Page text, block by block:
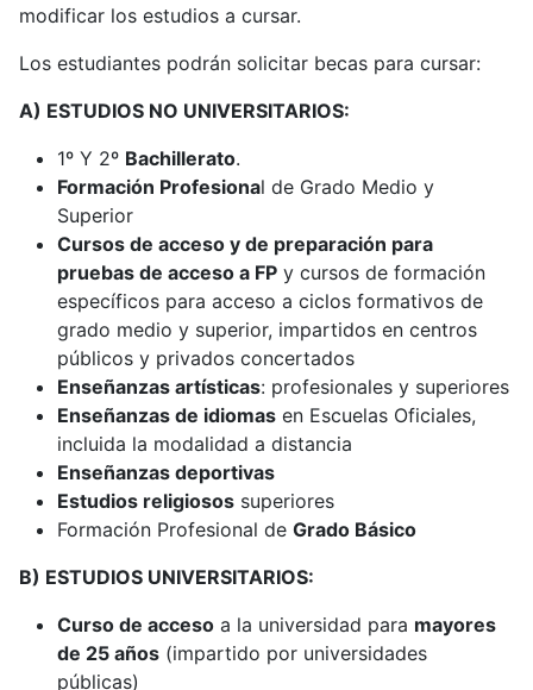
modificar los estudios a cursar.
Los estudiantes podrán solicitar becas para cursar:
A) ESTUDIOS NO UNIVERSITARIOS:
1º Y 2º Bachillerato.
Formación Profesional de Grado Medio y
Superior
Cursos de acceso y de preparación para
pruebas de acceso a FP y cursos de formación
específicos para acceso a ciclos formativos de
grado medio y superior, impartidos en centros
públicos y privados concertados
Enseñanzas artísticas: profesionales y superiores
Enseñanzas de idiomas en Escuelas Oficiales,
incluida la modalidad a distancia
Enseñanzas deportivas
Estudios religiosos superiores
Formación Profesional de Grado Básico
B) ESTUDIOS UNIVERSITARIOS:
Curso de acceso a la universidad para mayores
de 25 años (impartido por universidades
públicas)